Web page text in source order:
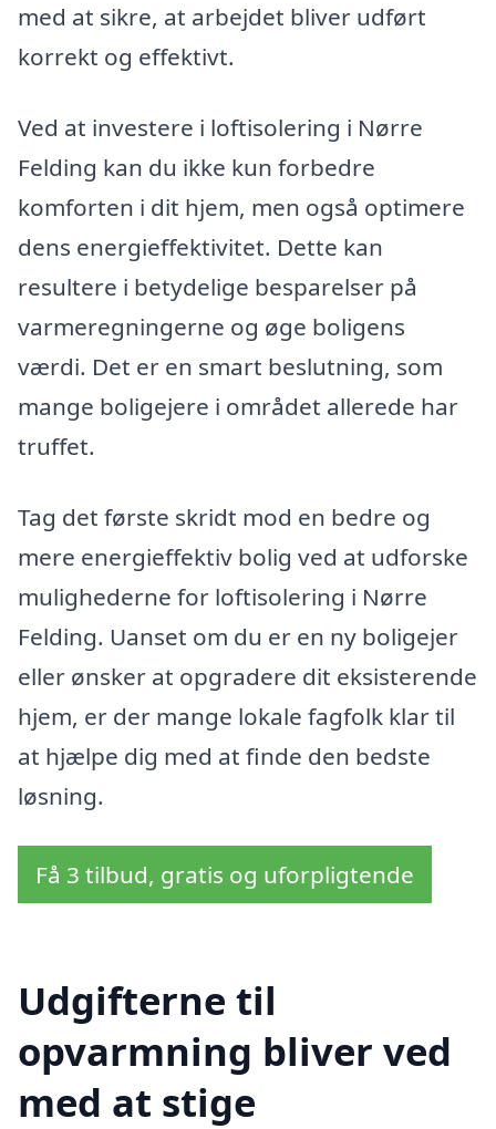
med at sikre, at arbejdet bliver udført
korrekt og effektivt.
Ved at investere i loftisolering i Nørre
Felding kan du ikke kun forbedre
komforten i dit hjem, men også optimere
dens energieffektivitet. Dette kan
resultere i betydelige besparelser på
varmeregningerne og øge boligens
værdi. Det er en smart beslutning, som
mange boligejere i området allerede har
truffet.
Tag det første skridt mod en bedre og
mere energieffektiv bolig ved at udforske
mulighederne for loftisolering i Nørre
Felding. Uanset om du er en ny boligejer
eller ønsker at opgradere dit eksisterende
hjem, er der mange lokale fagfolk klar til
at hjælpe dig med at finde den bedste
løsning.
Få 3 tilbud, gratis og uforpligtende
Udgifterne til
opvarmning bliver ved
med at stige